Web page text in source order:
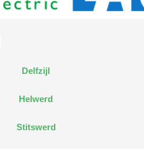
Delfzijl
Helwerd
Stitswerd